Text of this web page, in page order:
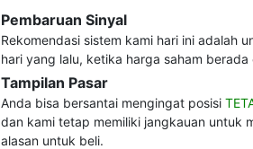
Pembaruan Sinyal
Rekomendasi sistem kami hari ini adalah
hari yang lalu, ketika harga saham berada
Tampilan Pasar
Anda bisa bersantai mengingat posisi
dan kami tetap memiliki jangkauan untuk
alasan untuk beli.